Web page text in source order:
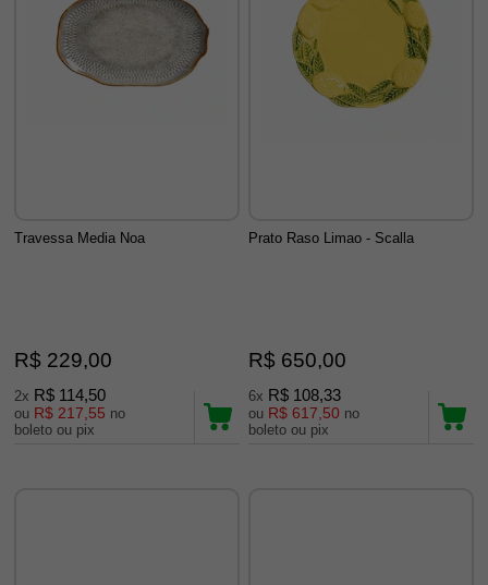
Travessa Media Noa
R$ 229,00
2x R$ 114,50
ou R$ 217,55 no
boleto ou pix
Prato Raso Limao - Scalla
R$ 650,00
6x R$ 108,33
ou R$ 617,50 no
boleto ou pix